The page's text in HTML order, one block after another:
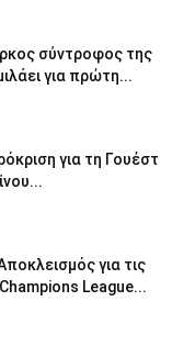
σύντροφος της
για πρώτη...
για τη Γουέστ
για τις
League...